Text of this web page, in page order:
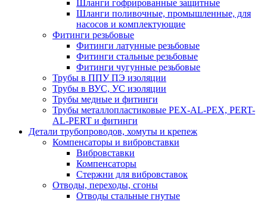
Шланги гофрированные защитные
Шланги поливочные, промышленные, для
насосов и комплектующие
Фитинги резьбовые
Фитинги латунные резьбовые
Фитинги стальные резьбовые
Фитинги чугунные резьбовые
Трубы в ППУ ПЭ изоляции
Трубы в ВУС, УС изоляции
Трубы медные и фитинги
Трубы металлопластиковые PEX-AL-PEX, PERT-
AL-PERT и фитинги
Детали трубопроводов, хомуты и крепеж
Компенсаторы и вибровставки
Вибровставки
Компенсаторы
Стержни для вибровставок
Отводы, переходы, сгоны
Отводы стальные гнутые